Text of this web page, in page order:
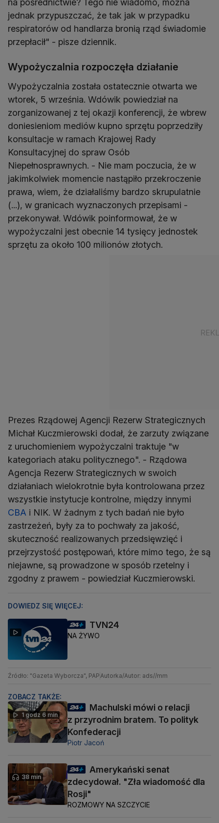
na pośrednictwie? Tego nie wiadomo, można
jednak przypuszczać, że tak jak w przypadku
respiratorów od handlarza bronią rząd świadomie
przepłacił" - pisze dziennik.
Wypożyczalnia rozpoczęła działanie
Wypożyczalnia została ostatecznie otwarta we
wtorek, 5 września. Wdówik powiedział na
zorganizowanej z tej okazji konferencji, że wbrew
doniesieniom mediów kupno sprzętu poprzedziły
konsultacje w ramach Krajowej Rady
Konsultacyjnej do spraw Osób
Niepełnosprawnych. - Nie mam poczucia, że w
jakimkolwiek momencie nastąpiło przekroczenie
prawa, wiem, że działaliśmy bardzo skrupulatnie
(...), w granicach wyznaczonych przepisami -
przekonywał. Wdówik poinformował, że w
wypożyczalni jest obecnie 14 tysięcy jednostek
sprzętu za około 100 milionów złotych.
Prezes Rządowej Agencji Rezerw Strategicznych
Michał Kuczmierowski dodał, że zarzuty związane
z uruchomieniem wypożyczalni traktuje "w
kategoriach ataku politycznego". - Rządowa
Agencja Rezerw Strategicznych w swoich
działaniach wielokrotnie była kontrolowana przez
wszystkie instytucje kontrolne, między innymi
CBA i NIK. W żadnym z tych badań nie było
zastrzeżeń, były za to pochwały za jakość,
skuteczność realizowanych przedsięwzięć i
przejrzystość postępowań, które mimo tego, że są
niejawne, są prowadzone w sposób rzetelny i
zgodny z prawem - powiedział Kuczmierowski.
DOWIEDZ SIĘ WIĘCEJ:
TVN24
NA ŻYWO
Źródło: "Gazeta Wyborcza", PAPAutorka/Autor: ads//mm
ZOBACZ TAKŻE:
1 godz 6 min
Machulski mówi o relacji
z przyrodnim bratem. To polityk
Konfederacji
Piotr Jacoń
38 min
Amerykański senat
zdecydował. "Zła wiadomość dla
Rosji"
ROZMOWY NA SZCZYCIE